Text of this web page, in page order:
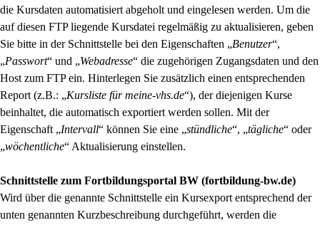
die Kursdaten automatisiert abgeholt und eingelesen werden. Um die
auf diesen FTP liegende Kursdatei regelmäßig zu aktualisieren, geben
Sie bitte in der Schnittstelle bei den Eigenschaften „Benutzer“,
„Passwort“ und „Webadresse“ die zugehörigen Zugangsdaten und den
Host zum FTP ein. Hinterlegen Sie zusätzlich einen entsprechenden
Report (z.B.: „Kursliste für meine-vhs.de“), der diejenigen Kurse
beinhaltet, die automatisch exportiert werden sollen. Mit der
Eigenschaft „Intervall“ können Sie eine „stündliche“, „tägliche“ oder
„wöchentliche“ Aktualisierung einstellen.
Schnittstelle zum Fortbildungsportal BW (fortbildung-bw.de)
Wird über die genannte Schnittstelle ein Kursexport entsprechend der
unten genannten Kurzbeschreibung durchgeführt, werden die